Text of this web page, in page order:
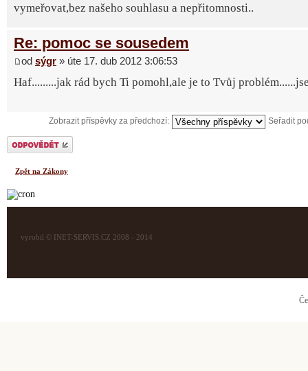
vymeřovat,bez našeho souhlasu a nepřitomnosti..
Re: pomoc se sousedem
od sýgr » úte 17. dub 2012 3:06:53
Haf.........jak rád bych Ti pomohl,ale je to Tvůj
Zobrazit příspěvky za předchozí: Seřadit
Odeslat odpověď
Zpět na Zákony
vyrobil © INET-SERVIS.CZ 2008 - 2014